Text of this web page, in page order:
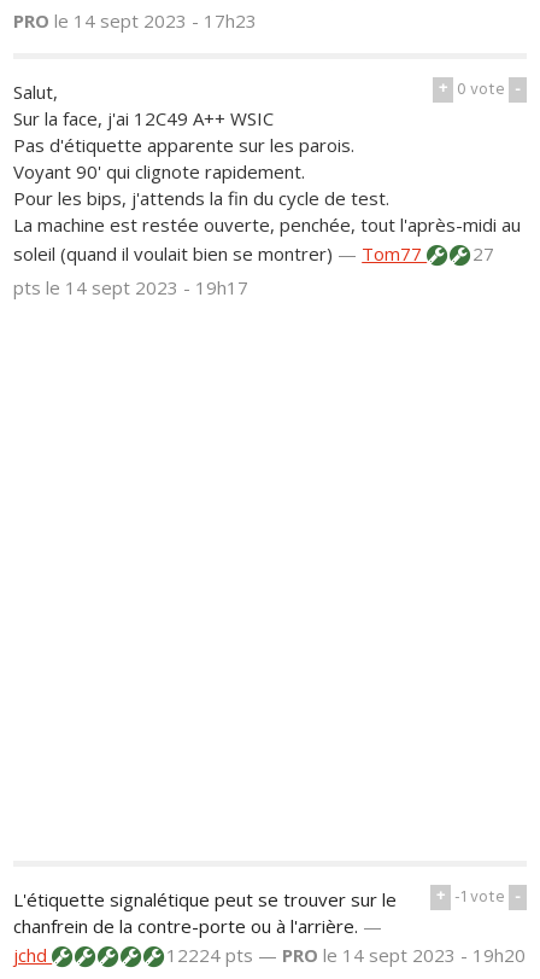
PRO le 14 sept 2023 - 17h23
+ 0vote -
Salut,
Sur la face, j'ai 12C49 A++ WSIC
Pas d'étiquette apparente sur les parois.
Voyant 90' qui clignote rapidement.
Pour les bips, j'attends la fin du cycle de test.
La machine est restée ouverte, penchée, tout l'après-midi au
soleil (quand il voulait bien se montrer) — Tom77
27
ptsle 14 sept 2023 - 19h17
+ -1vote -
L'étiquette signalétique peut se trouver sur le
chanfrein de la contre-porte ou à l'arrière. —
jchd
12224 pts — PRO le 14 sept 2023 - 19h20